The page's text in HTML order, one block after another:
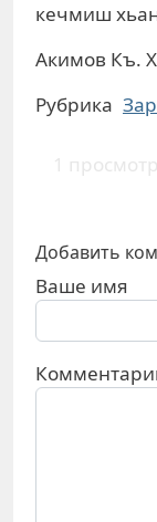
кечмиш
Акимов Къ.
Рубрика
1 просмотр
Добавить
Ваше имя